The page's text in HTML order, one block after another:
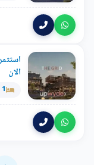
الان
1 غرف